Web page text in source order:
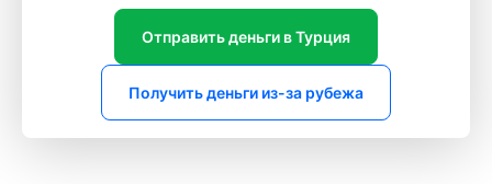
Отправить деньги в Турция
Получить деньги из-за рубежа